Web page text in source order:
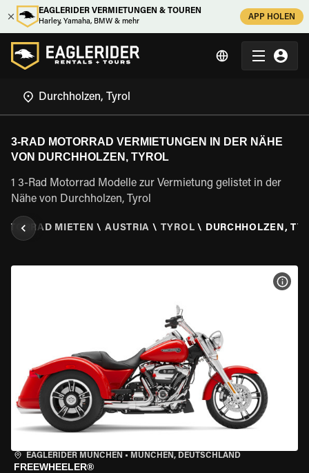
EAGLERIDER VERMIETUNGEN & TOUREN
Harley, Yamaha, BMW & mehr
APP HOLEN
3-RAD MOTORRAD VERMIETUNGEN IN DER NÄHE
VON DURCHHOLZEN, TYROL
1 3-Rad Motorrad Modelle zur Vermietung gelistet in der
Nähe von Durchholzen, Tyrol
MIETEN \ AUSTRIA \ TYROL \ DURCHHOLZEN,
EAGLERIDER MÜNCHEN • MÜNCHEN, DEUTSCHLAND
FREEWHEELER®